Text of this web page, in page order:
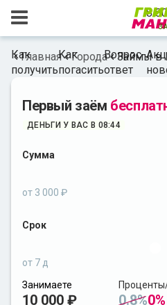
8
Как
получить
Как
погасить
Вопрос-
ответ
Главная Города Займы в
Первый заём
ДЕНЬГИ У ВАС В 08:44
Сумма
от 3 000 ₽
Срок
от 7 д
Занимаете
10 000 ₽ 0.8%0%